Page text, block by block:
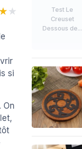
si
On
Test Le
Creuset
Dessous de...